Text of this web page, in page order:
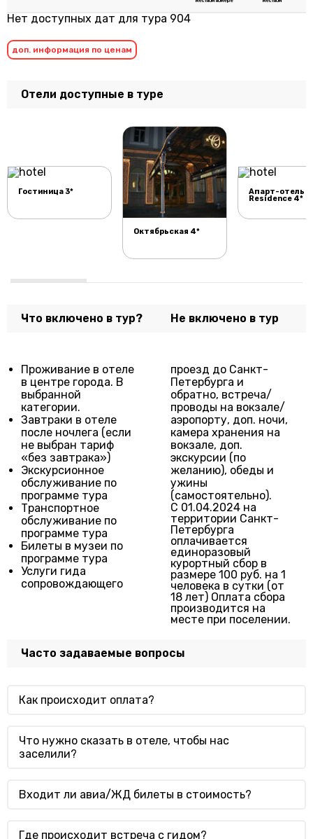
Нет доступных дат для тура 904
доп. информация по ценам
Отели доступные в туре
Гостиница 3*
Октябрьская 4*
Апарт-отель
Residence 4*
Что включено в тур? Не включено в тур
Проживание в отеле
в центре города. В
выбранной
категории.
Завтраки в отеле
после ночлега (если
не выбран тариф
«без завтрака»)
Экскурсионное
обслуживание по
программе тура
Транспортное
обслуживание по
программе тура
Билеты в музеи по
программе тура
Услуги гида
сопровождающего
проезд до Санкт-
Петербурга и
обратно, встреча/
проводы на вокзале/
аэропорту, доп. ночи,
камера хранения на
вокзале, доп.
экскурсии (по
желанию), обеды и
ужины
(самостоятельно).
С 01.04.2024 на
территории Санкт-
Петербурга
оплачивается
единоразовый
курортный сбор в
размере 100 руб. на 1
человека в сутки (от
18 лет) Оплата сбора
производится на
месте при поселении.
Часто задаваемые вопросы
Как происходит оплата?
Что нужно сказать в отеле, чтобы нас
заселили?
Входит ли авиа/ЖД билеты в стоимость?
Где происходит встреча с гидом?